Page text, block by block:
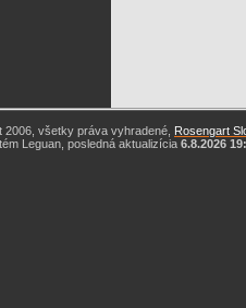
všetky práva vyhradené, Rosengart
Leguan, posledná aktualizícia 6.8.2026